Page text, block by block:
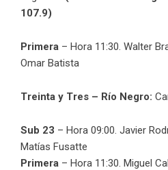
107.9)
Primera – Hora 11:30. Walter
Omar Batista
Treinta y Tres – Río Negro:
Sub 23 – Hora 09:00. Javier
Matías Fusatte
Primera – Hora 11:30. Miguel